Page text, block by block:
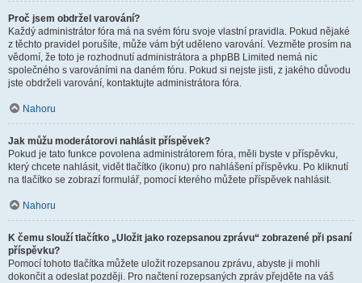
Proč jsem obdržel varování?
Každý administrátor fóra má na svém fóru svoje vlastní pravidla. Pokud nějaké
z těchto pravidel porušíte, může vám být uděleno varování. Vezměte prosím na
vědomí, že toto je rozhodnutí administrátora a phpBB Limited nemá nic
společného s varováními na daném fóru. Pokud si nejste jisti, z jakého důvodu
jste obdrželi varování, kontaktujte administrátora fóra.
Nahoru
Jak můžu moderátorovi nahlásit příspěvek?
Pokud je tato funkce povolena administrátorem fóra, měli byste v příspěvku,
který chcete nahlásit, vidět tlačítko (ikonu) pro nahlášení příspěvku. Po kliknutí
na tlačítko se zobrazí formulář, pomocí kterého můžete příspěvek nahlásit.
Nahoru
K čemu slouží tlačítko „Uložit jako rozepsanou zprávu“ zobrazené při psaní
příspěvku?
Pomocí tohoto tlačítka můžete uložit rozepsanou zprávu, abyste ji mohli
dokončit a odeslat později. Pro načtení rozepsaných zpráv přejděte na váš